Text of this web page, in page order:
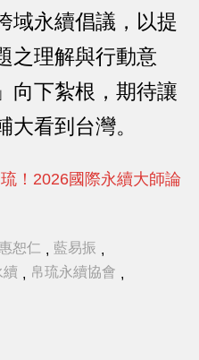
域永續倡議，以提
之理解與行動意
向下紮根，期待讓
看到台灣。
！2026國際永續大師論
恕仁 , 藍易振 ,
續 , 帛琉永續協會 ,